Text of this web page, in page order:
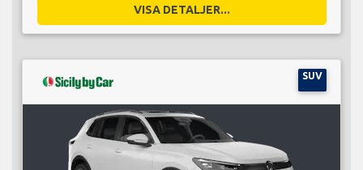
VISA DETALJER...
SUV